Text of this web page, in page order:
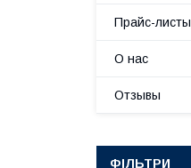
Прайс-листы
О нас
Отзывы
ФІЛЬТРИ